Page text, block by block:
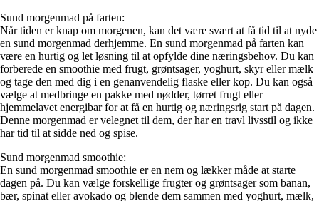
Sund morgenmad på farten:
Når tiden er knap om morgenen, kan det være svært at få tid til at nyde
en sund morgenmad derhjemme. En sund morgenmad på farten kan
være en hurtig og let løsning til at opfylde dine næringsbehov. Du kan
forberede en smoothie med frugt, grøntsager, yoghurt, skyr eller mælk
og tage den med dig i en genanvendelig flaske eller kop. Du kan også
vælge at medbringe en pakke med nødder, tørret frugt eller
hjemmelavet energibar for at få en hurtig og næringsrig start på dagen.
Denne morgenmad er velegnet til dem, der har en travl livsstil og ikke
har tid til at sidde ned og spise.
Sund morgenmad smoothie:
En sund morgenmad smoothie er en nem og lækker måde at starte
dagen på. Du kan vælge forskellige frugter og grøntsager som banan,
bær, spinat eller avokado og blende dem sammen med yoghurt, mælk,